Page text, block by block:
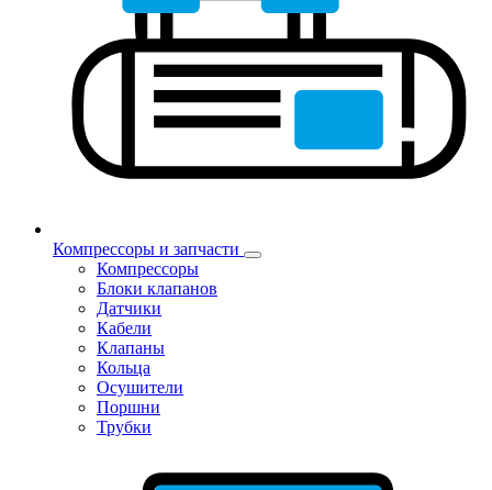
Компрессоры и запчасти
Компрессоры
Блоки клапанов
Датчики
Кабели
Клапаны
Кольца
Осушители
Поршни
Трубки